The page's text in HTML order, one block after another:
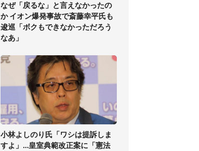
なぜ「戻るな」と言えなかったの
か イオン爆発事故で斎藤幸平氏も
逡巡「ボクもできなかっただろう
なあ」
小林よしのり氏「ワシは提訴しま
すよ」...皇室典範改正案に「憲法